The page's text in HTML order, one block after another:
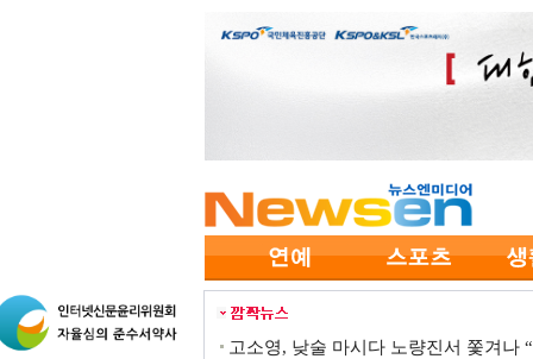
고소영, 낮술 마시다 노량진서 쫓겨나